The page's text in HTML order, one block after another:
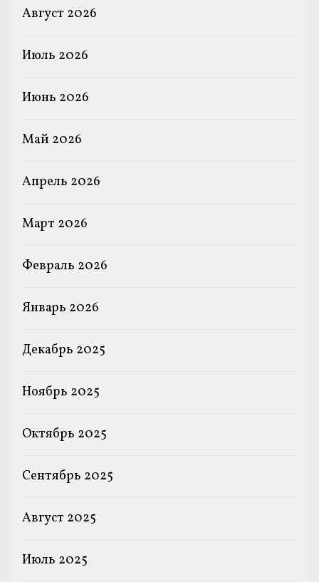
Август 2026
Июль 2026
Июнь 2026
Май 2026
Апрель 2026
Март 2026
Февраль 2026
Январь 2026
Декабрь 2025
Ноябрь 2025
Октябрь 2025
Сентябрь 2025
Август 2025
Июль 2025